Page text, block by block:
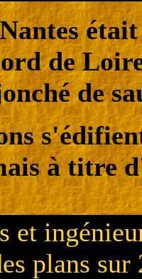
de
de
à titre
et
plans sur